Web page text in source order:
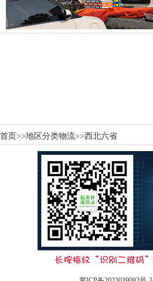
首页>>地区分类物流>>西北六省